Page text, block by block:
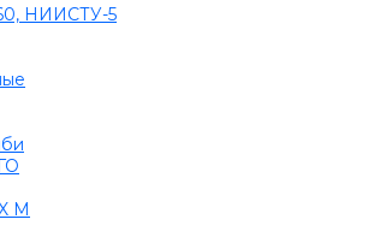
НИИСТУ-5
M